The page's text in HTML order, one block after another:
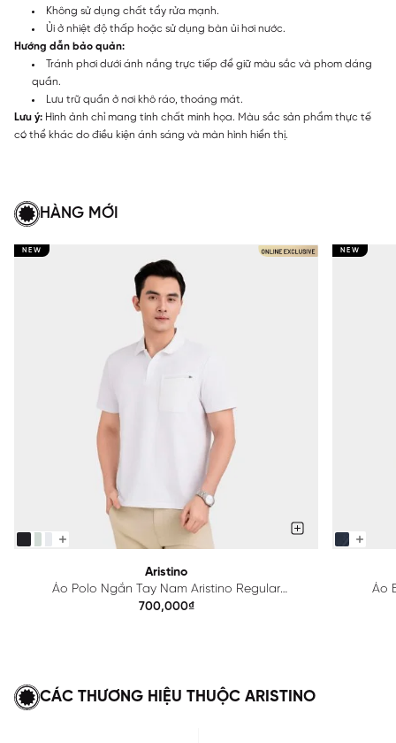
Không sử dụng chất tẩy rửa mạnh.
Ủi ở nhiệt độ thấp hoặc sử dụng bàn ủi hơi nước.
Hướng dẫn bảo quản:
Tránh phơi dưới ánh nắng trực tiếp để giữ màu sắc và phom dáng
quần.
Lưu trữ quần ở nơi khô ráo, thoáng mát.
Lưu ý: Hình ảnh chỉ mang tính chất minh họa. Màu sắc sản phẩm thực tế
có thể khác do điều kiện ánh sáng và màn hình hiển thị.
HÀNG MỚI
NEW
Aristino
Áo Polo Ngắn Tay Nam Aristino Regular
APS615EDP01
700,000₫
NEW
Áo
CÁC THƯƠNG HIỆU THUỘC ARISTINO